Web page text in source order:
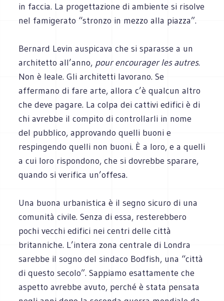
in faccia. La progettazione di ambiente si risolve
nel famigerato “stronzo in mezzo alla piazza”.
Bernard Levin auspicava che si sparasse a un
architetto all’anno, pour encourager les autres.
Non è leale. Gli architetti lavorano. Se
affermano di fare arte, allora c’è qualcun altro
che deve pagare. La colpa dei cattivi edifici è di
chi avrebbe il compito di controllarli in nome
del pubblico, approvando quelli buoni e
respingendo quelli non buoni. È a loro, e a quelli
a cui loro rispondono, che si dovrebbe sparare,
quando si verifica un’offesa.
Una buona urbanistica è il segno sicuro di una
comunità civile. Senza di essa, resterebbero
pochi vecchi edifici nei centri delle città
britanniche. L’intera zona centrale di Londra
sarebbe il sogno del sindaco Bodfish, una “città
di questo secolo”. Sappiamo esattamente che
aspetto avrebbe avuto, perché è stata pensata